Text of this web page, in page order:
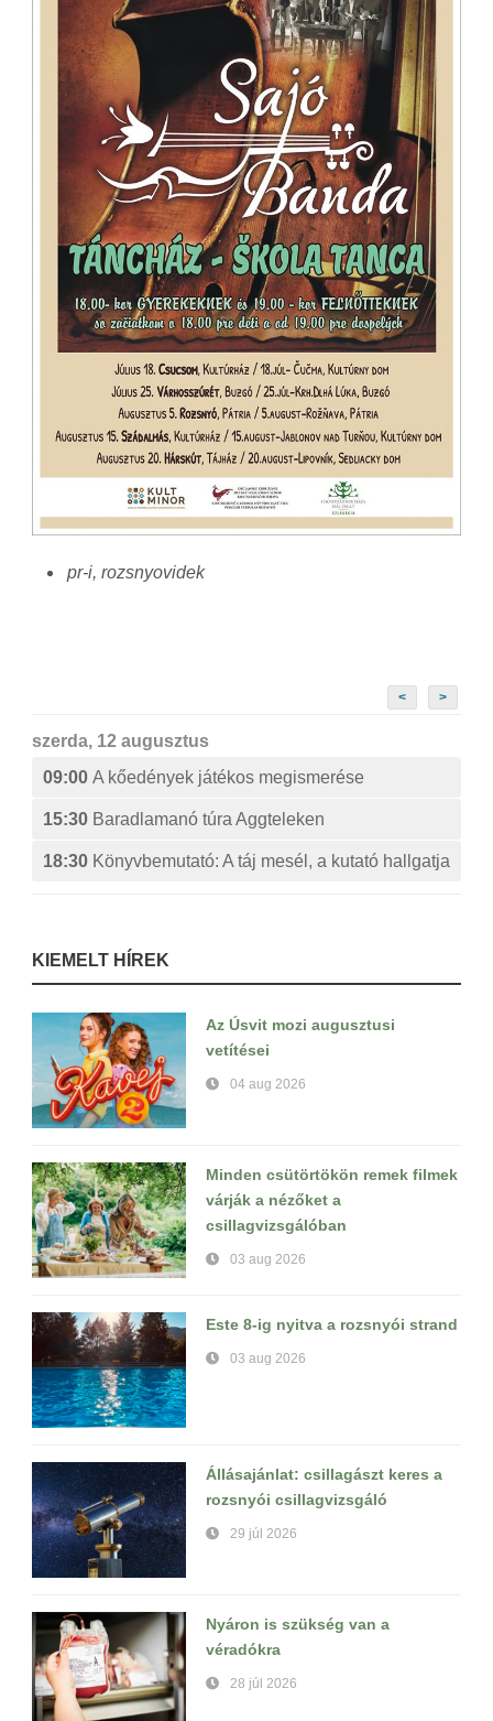
pr-i, rozsnyovidek
< >
szerda, 12 augusztus
09:00 A kőedények játékos megismerése
15:30 Baradlamanó túra Aggteleken
18:30 Könyvbemutató: A táj mesél, a kutató hallgatja
KIEMELT HÍREK
Az Úsvit mozi augusztusi
vetítései
04 aug 2026
Minden csütörtökön remek filmek
várják a nézőket a
csillagvizsgálóban
03 aug 2026
Este 8-ig nyitva a rozsnyói strand
03 aug 2026
Állásajánlat: csillagászt keres a
rozsnyói csillagvizsgáló
29 júl 2026
Nyáron is szükség van a
véradókra
28 júl 2026